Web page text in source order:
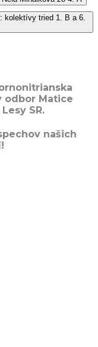
kolektívy tried 1. B a 6.
odbor Matice
SR.
našich